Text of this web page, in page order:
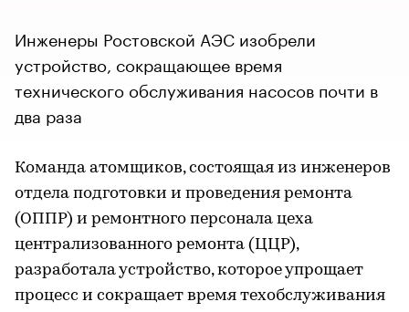
Инженеры Ростовской АЭС изобрели
устройство, сокращающее время
технического обслуживания насосов почти в
два раза
Команда атомщиков, состоящая из инженеров
отдела подготовки и проведения ремонта
(ОППР) и ремонтного персонала цеха
централизованного ремонта (ЦЦР),
разработала устройство, которое упрощает
процесс и сокращает время техобслуживания